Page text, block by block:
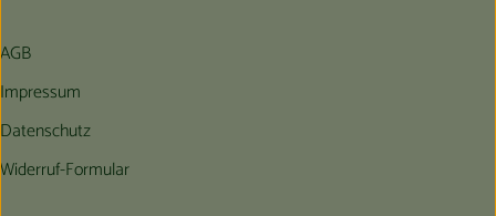
AGB
Impressum
Datenschutz
Widerruf-Formular